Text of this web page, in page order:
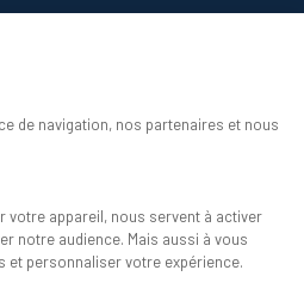
de navigation, nos partenaires et nous
votre appareil, nous servent à activer
notre audience. Mais aussi à vous
et personnaliser votre expérience.